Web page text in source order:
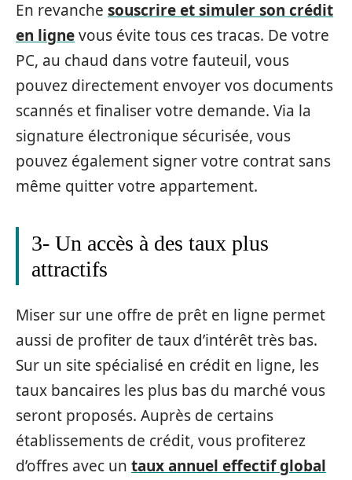
En revanche souscrire et simuler son crédit
en lignevous évite tous ces tracas. De votre
PC, au chaud dans votre fauteuil, vous
pouvez directement envoyer vos documents
scannés et finaliser votre demande. Via la
signature électronique sécurisée, vous
pouvez également signer votre contrat sans
même quitter votre appartement.
3- Un accès à des taux plus
attractifs
Miser sur une offre de prêt en ligne permet
aussi de profiter de taux d’intérêt très bas.
Sur un site spécialisé en crédit en ligne, les
taux bancaires les plus bas du marché vous
seront proposés. Auprès de certains
établissements de crédit, vous profiterez
d’offres avec un taux annuel effectif global